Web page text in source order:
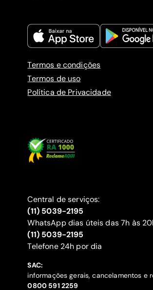
Termos e condições
Termos de uso
Política de Privacidade
Central de serviços:
(11) 5039-2195
WhatsApp dias úteis das 7h às
(11) 5039-2195
‍Telefone 24h por dia
SAC:
informações gerais, cancelamentos e
‍0800 591 2259